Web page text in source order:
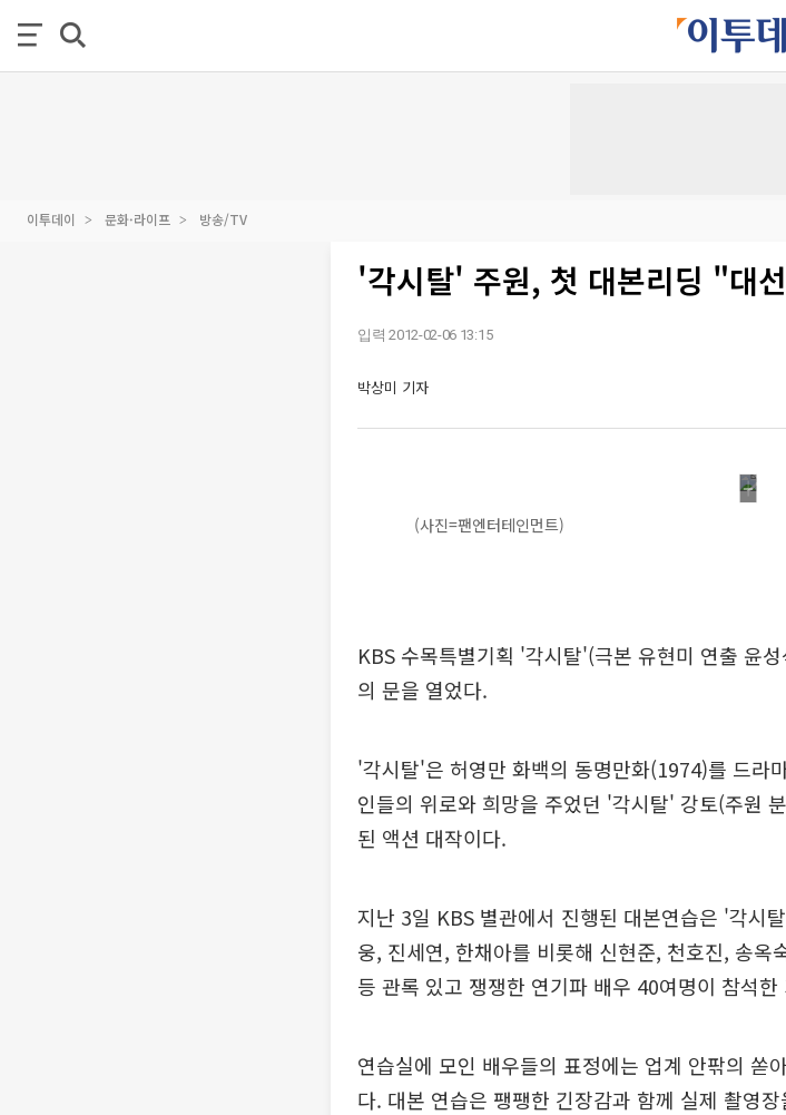
이투데이 문화·라이프 방송/TV
'각시탈' 주원, 첫 대본리딩 "대
입력 2012-02-06 13:15
박상미 기자
(사진=팬엔터테인먼트)
KBS 수목특별기획 '각시탈'(극본 유현미 연출 윤
의 문을 열었다.
'각시탈'은 허영만 화백의 동명만화(1974)를 드라
인들의 위로와 희망을 주었던 '각시탈' 강토(주원
된 액션 대작이다.
지난 3일 KBS 별관에서 진행된 대본연습은 '각시
웅, 진세연, 한채아를 비롯해 신현준, 천호진, 송
등 관록 있고 쟁쟁한 연기파 배우 40여명이 참석한
연습실에 모인 배우들의 표정에는 업계 안팎의 쏟
다. 대본 연습은 팽팽한 긴장감과 함께 실제 촬영